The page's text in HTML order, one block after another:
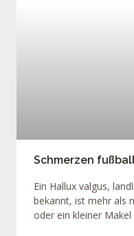
Schmerzen
Ein Hallux valgus,
bekannt, ist mehr als
oder ein kleiner